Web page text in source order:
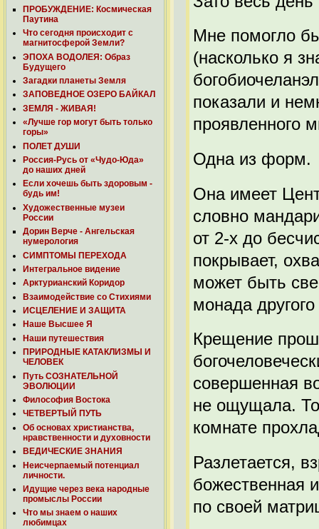
ПРОБУЖДЕНИЕ: Космическая
Паутина
Что сегодня происходит с
магнитосферой Земли?
ЭПОХА ВОДОЛЕЯ: Образ
Будущего
Загадки планеты Земля
ЗАПОВЕДНОЕ ОЗЕРО БАЙКАЛ
ЗЕМЛЯ - ЖИВАЯ!
«Лучше гор могут быть только
горы»
ПОЛЕТ ДУШИ
Россия-Русь от «Чудо-Юда»
до наших дней
Если хочешь быть здоровым -
будь им!
Художественные музеи
России
Дорин Верче - Ангельская
нумерология
СИМПТОМЫ ПЕРЕХОДА
Интегральное видение
Арктурианский Коридор
Взаимодействие со Стихиями
ИСЦЕЛЕНИЕ И ЗАЩИТА
Наше Высшее Я
Наши путешествия
ПРИРОДНЫЕ КАТАКЛИЗМЫ И
ЧЕЛОВЕК
Путь СОЗНАТЕЛЬНОЙ
ЭВОЛЮЦИИ
Философия Востока
ЧЕТВЕРТЫЙ ПУТЬ
Об основах христианства,
нравственности и духовности
ВЕДИЧЕСКИЕ ЗНАНИЯ
Неисчерпаемый потенциал
личности.
Идущие через века народные
промыслы России
Что мы знаем о наших
любимцах
Мне помогло
(насколько я
показали и
проявленного
Одна из форм.
Она имеет
словно
от 2-х до
покрывает,
может быть
монада
Крещение
совершенная
не ощущала.
комнате
Разлетается,
божественная
по своей